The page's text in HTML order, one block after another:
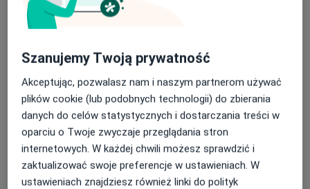
Usługi i ceny
Od 280 zł Szczegóły
Konsultacja kardiologiczna + EKG
330 zł Szczegóły Umów wizytę
Holter ciśnieniowy
180 zł Szczegóły
Szanujemy Twoją prywatność
Akceptując, pozwalasz nam i naszym partnerom używać
plików cookie (lub podobnych technologii) do zbierania
danych do celów statystycznych i dostarczania treści w
oparciu o Twoje zwyczaje przeglądania stron
internetowych. W każdej chwili możesz sprawdzić i
zaktualizować swoje preferencje w ustawieniach. W
ustawieniach znajdziesz również linki do polityk